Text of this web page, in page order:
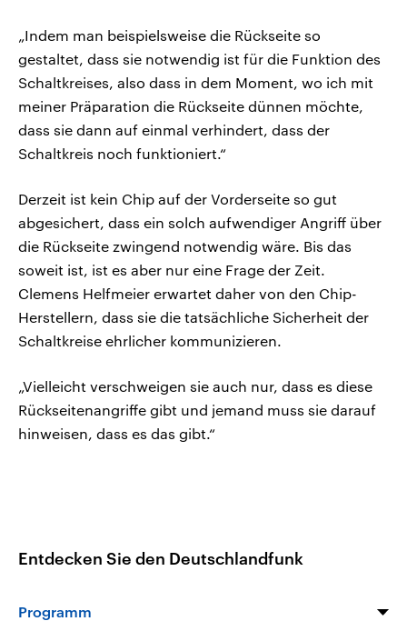
„Indem man beispielsweise die Rückseite so
gestaltet, dass sie notwendig ist für die Funktion des
Schaltkreises, also dass in dem Moment, wo ich mit
meiner Präparation die Rückseite dünnen möchte,
dass sie dann auf einmal verhindert, dass der
Schaltkreis noch funktioniert.“
Derzeit ist kein Chip auf der Vorderseite so gut
abgesichert, dass ein solch aufwendiger Angriff über
die Rückseite zwingend notwendig wäre. Bis das
soweit ist, ist es aber nur eine Frage der Zeit.
Clemens Helfmeier erwartet daher von den Chip-
Herstellern, dass sie die tatsächliche Sicherheit der
Schaltkreise ehrlicher kommunizieren.
„Vielleicht verschweigen sie auch nur, dass es diese
Rückseitenangriffe gibt und jemand muss sie darauf
hinweisen, dass es das gibt.“
Entdecken Sie den Deutschlandfunk
Programm